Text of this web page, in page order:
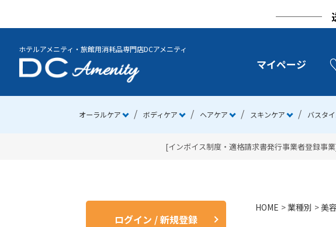
ホテルアメニティ・旅館用消耗品専門店DCアメニティ
マイページ
オーラルケア ボディケア ヘアケア スキンケア バスタ
[インボイス制度・適格請求書発行事業者登録事
ログイン / 新規登録
HOME 業種別 美